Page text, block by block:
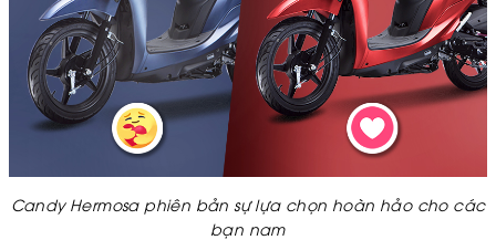
Candy Hermosa phiên bản sự lựa chọn hoàn hảo cho các
bạn nam